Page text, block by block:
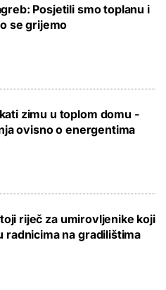
Posjetili smo toplanu i
se grijemo
zimu u toplom domu -
ovisno o energentima
riječ za umirovljenike koji
radnicima na gradilištima